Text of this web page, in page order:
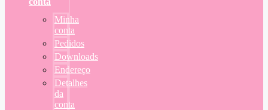
Minha
conta
Pedidos
Downloads
Endereço
Detalhes
da
conta